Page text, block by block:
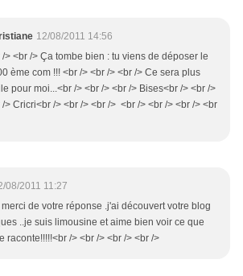
12/08/2011 14:56
/> <br /> Ça tombe bien : tu viens de déposer le
ème com !!! <br /> <br /> <br /> Ce sera plus
pour moi...<br /> <br /> <br /> Bises<br /> <br />
/> Cricri<br /> <br /> <br /> <br /> <br /> <br /> <br
08/2011 11:27
merci de votre réponse .j'ai découvert votre blog
..je suis limousine et aime bien voir ce que
raconte!!!!!<br /> <br /> <br /> <br />